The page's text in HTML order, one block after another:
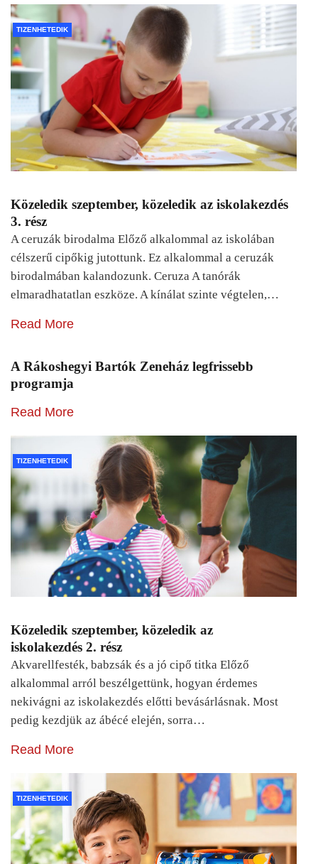
TIZENHETEDIK
Közeledik szeptember, közeledik az iskolakezdés
3. rész
A ceruzák birodalma Előző alkalommal az iskolában
célszerű cipőkig jutottunk. Ez alkalommal a ceruzák
birodalmában kalandozunk. Ceruza A tanórák
elmaradhatatlan eszköze. A kínálat szinte végtelen,…
Read More
A Rákoshegyi Bartók Zeneház legfrissebb
programja
Read More
TIZENHETEDIK
Közeledik szeptember, közeledik az
iskolakezdés 2. rész
Akvarellfesték, babzsák és a jó cipő titka Előző
alkalommal arról beszélgettünk, hogyan érdemes
nekivágni az iskolakezdés előtti bevásárlásnak. Most
pedig kezdjük az ábécé elején, sorra…
Read More
TIZENHETEDIK